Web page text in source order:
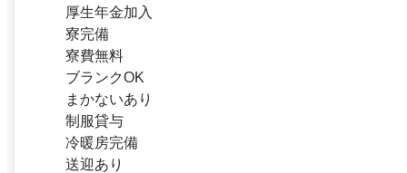
厚生年金加入
寮完備
寮費無料
ブランクOK
まかないあり
制服貸与
冷暖房完備
送迎あり